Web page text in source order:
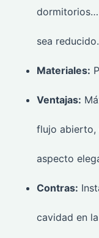
dormitorios…
sea reducido.
Materiales:
Ventajas:
flujo abierto,
aspecto
Contras:
cavidad en